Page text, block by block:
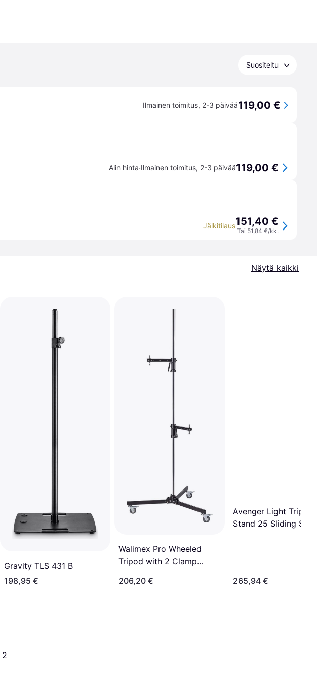
Suositeltu
Ilmainen toimitus, 2-3 päivää119,00 €
Alin hinta·Ilmainen toimitus, 2-3 päivää119,00 €
Jälkitilaus151,40 €
Tai 51,84 €/kk.
Näytä kaikki
Gravity TLS 431 B
198,95 €
Walimex Pro Wheeled
Tripod with 2 Clamp
206,20 €
Avenger Light Tripod
Stand 25 Sliding
265,94 €
2